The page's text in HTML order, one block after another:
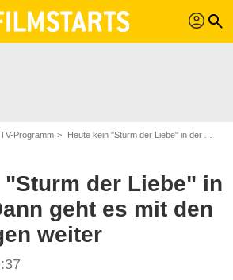
profil search
Programm Heute kein "Sturm der Liebe" in der ARD: Dann geht es mit den neuen Folgen weiter
"Sturm der Liebe" in
geht es mit den
weiter